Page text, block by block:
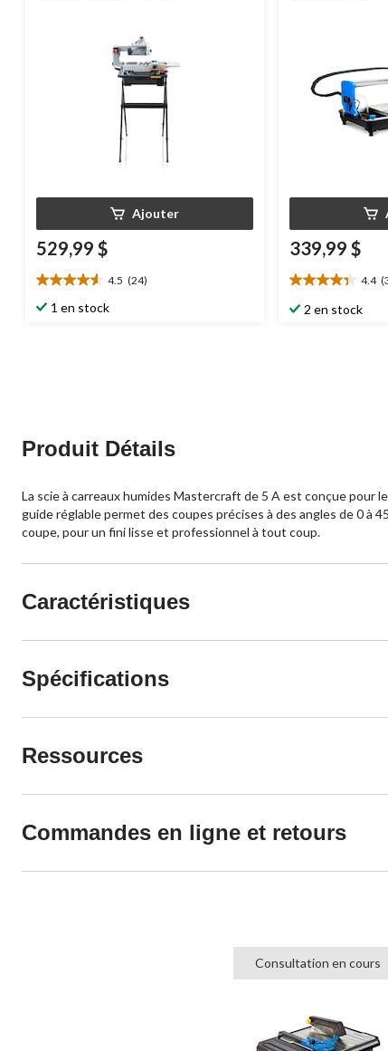
Ajouter
529,99 $
4.5 (24)
4.5
étoile(s)
1 en stock
339,99 $
4.4
4.4
étoile(s)
2 en stock
Produit Détails
La scie à carreaux humides Mastercraft de 5 A est conçue pour
guide réglable permet des coupes précises à des angles de 0 à
coupe, pour un fini lisse et professionnel à tout coup.
Caractéristiques
Spécifications
Ressources
Commandes en ligne et retours
Consultation en cours